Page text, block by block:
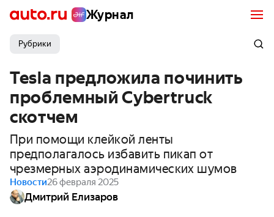
Журнал
Рубрики
Tesla предложила починить
проблемный Cybertruck
скотчем
При помощи клейкой ленты
предполагалось избавить пикап от
чрезмерных аэродинамических шумов
Новости26 февраля 2025
Дмитрий Елизаров